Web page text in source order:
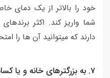
خود را بالاتر از یک دمای
دارند که میتوانید آن ها را
7. به بزرگترهای خانه و یا